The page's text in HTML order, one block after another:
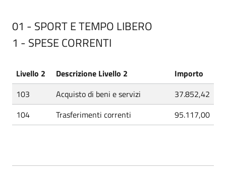
01 - SPORT E TEMPO LIBERO
1 - SPESE CORRENTI
Livello 2 Descrizione Livello 2
Importo
103
Acquisto di beni e servizi
37.852,42
104
Trasferimenti correnti 95.117,00